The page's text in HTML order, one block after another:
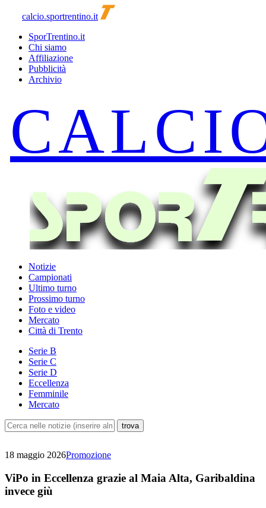
calcio.sportrentino.it
SporTrentino.it
Chi siamo
Affiliazione
Pubblicità
Archivio
Notizie
Campionati
Ultimo turno
Prossimo turno
Foto e video
Mercato
Città di Trento
Serie B
Serie C
Serie D
Eccellenza
Femminile
Mercato
18 maggio 2026Promozione
ViPo in Eccellenza grazie al Maia Alta, Garibaldina
invece giù